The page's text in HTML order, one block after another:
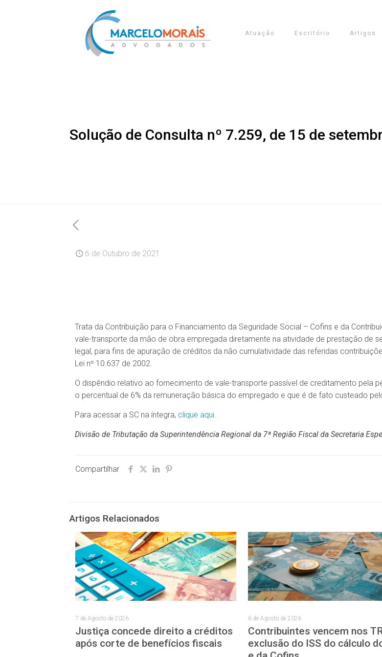
Atuação Escritório Artigos
Solução de Consulta nº 7.259, de 15 de
6 de Outubro de 2021
Trata da Contribuição para o Financiamento da Seguridade Social – Cofins e da
vale-transporte da mão de obra empregada diretamente na atividade de prestação de
legal, para fins de apuração de créditos da não cumulatividade das referidas
Lei nº 10.637 de 2002.
O dispêndio relativo ao fornecimento de vale-transporte passível de creditamento pela
o percentual de 6% da remuneração básica do empregado e que é de fato custeado
Para acessar a SC na íntegra, clique aqui.
Divisão de Tributação da Superintendência Regional da 7ª Região Fiscal da Secretaria
Compartilhar
Artigos Relacionados
7 de Agosto de 2026
Justiça concede direito a créditos
após corte de benefícios fiscais
6 de Agosto de 2026
Contribuintes vencem nos
exclusão do ISS do cálculo